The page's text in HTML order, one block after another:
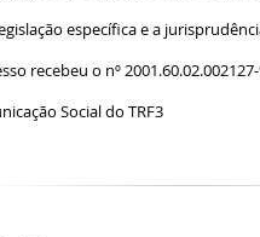
específica e a
recebeu o nº
Social do TRF3